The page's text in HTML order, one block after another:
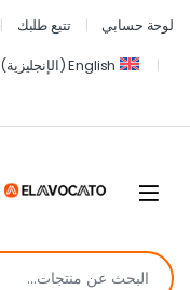
لوحة حسابي تتبع طلبك
English
(الإنجليزية)